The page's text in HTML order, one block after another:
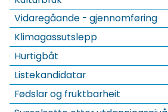
Vidaregåande - gjennomføring
Klimagassutslepp
Hurtigbåt
Listekandidatar
Fødslar og fruktbarheit